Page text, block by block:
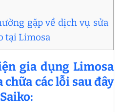
gặp về dịch vụ sửa
tại Limosa
gia dụng Limosa
chữa các lỗi sau đây